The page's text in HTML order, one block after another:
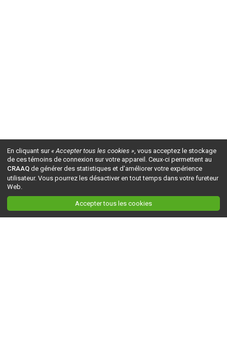
En cliquant sur« Accepter tous les cookies », vous acceptez le stockage
de ces témoins de connexion sur votre appareil. Ceux-ci permettent au
CRAAQ de générer des statistiques et d'améliorer votre expérience
utilisateur. Vous pourrez les désactiver en tout temps dans votre fureteur
Web.
Accepter tous les cookies